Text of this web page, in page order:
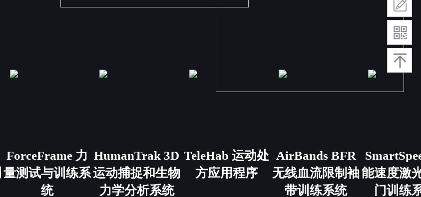
TeleHab 运动处
方应用程序
ForceFrame 力
量测试与训练系
统
AirBands BFR
无线血流限制袖
带训练系统
能速度激
门训练
HumanTrak 3D
运动捕捉和生物
力学分析系统